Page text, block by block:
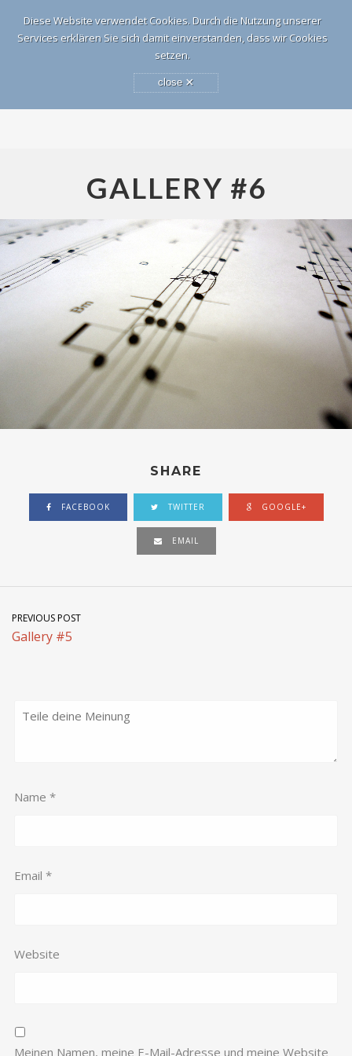
Diese Website verwendet Cookies. Durch die Nutzung unserer
Services erklären Sie sich damit einverstanden, dass wir Cookies
setzen.
close ×
IMPRESSUM + DATENSCHUTZ
SEARCH
GALLERY #6
SHARE
FACEBOOK TWITTER GOOGLE+
EMAIL
PREVIOUS POST
Gallery #5
Name *
Email *
Website
Meinen Namen, meine E-Mail-Adresse und meine Website